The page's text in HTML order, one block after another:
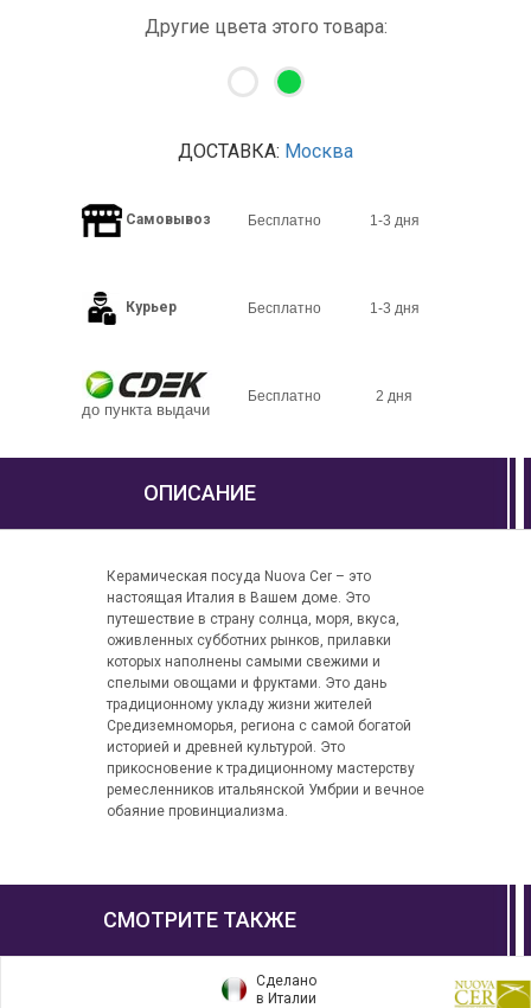
Другие цвета этого товара:
ДОСТАВКА: Москва
Самовывоз Бесплатно 1-3 дня
Курьер Бесплатно 1-3 дня
до пункта выдачи
Бесплатно 2 дня
ОПИСАНИЕ
Керамическая посуда Nuova Cer – это
настоящая Италия в Вашем доме. Это
путешествие в страну солнца, моря, вкуса,
оживленных субботних рынков, прилавки
которых наполнены самыми свежими и
спелыми овощами и фруктами. Это дань
традиционному укладу жизни жителей
Средиземноморья, региона с самой богатой
историей и древней культурой. Это
прикосновение к традиционному мастерству
ремесленников итальянской Умбрии и вечное
обаяние провинциализма.
СМОТРИТЕ ТАКЖЕ
Сделано
в Италии